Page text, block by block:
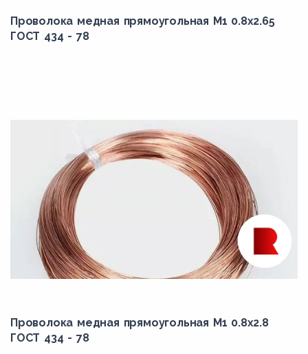
Проволока медная прямоугольная М1 0.8x2.65
ГОСТ 434 - 78
Проволока медная прямоугольная М1 0.8x2.8
ГОСТ 434 - 78